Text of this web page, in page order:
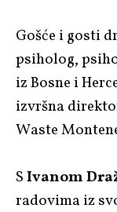
Gošće i gosti
psiholog,
iz Bosne i
izvršna
Waste
SIvanom
radovima iz